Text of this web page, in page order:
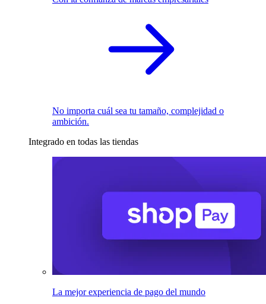
No importa cuál sea tu tamaño, complejidad o
ambición.
Integrado en todas las tiendas
La mejor experiencia de pago del mundo